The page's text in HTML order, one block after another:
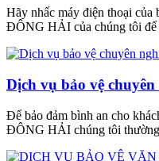
Hãy nhấc máy điện thoại của
ĐÔNG HẢI của chúng tôi để
Dịch vụ bảo vệ
Để bảo đảm bình an cho
ĐÔNG HẢI chúng tôi thường